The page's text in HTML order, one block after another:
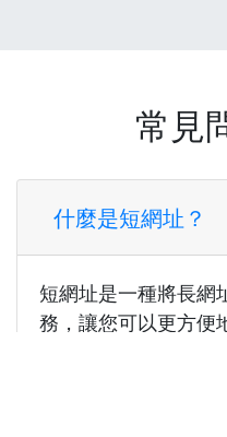
常見
什麼是短網址？
短網址是一種將長網
務，讓您可以更方便